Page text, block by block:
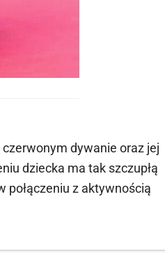
dywanie oraz jej
dziecka ma tak szczupłą
połączeniu z aktywnością